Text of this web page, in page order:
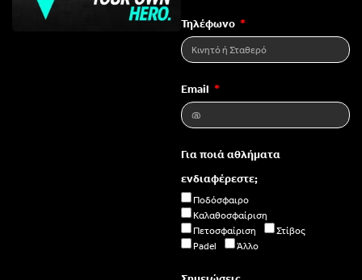
Τηλέφωνο
Email
Για ποιά αθλήματα
ενδιαφέρεστε;
Ποδόσφαιρο
Καλαθοσφαίριση
Πετοσφαίριση
Στίβος
Padel
Άλλο